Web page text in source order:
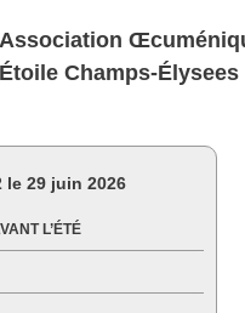
Association
Étoile Champs-Élysees
le 29 juin 2026
L’ÉTÉ